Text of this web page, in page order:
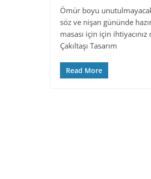
Ömür boyu unutulmayacak
söz ve nişan gününde
masası için için
Çakıltaşı Tasarım
Read More